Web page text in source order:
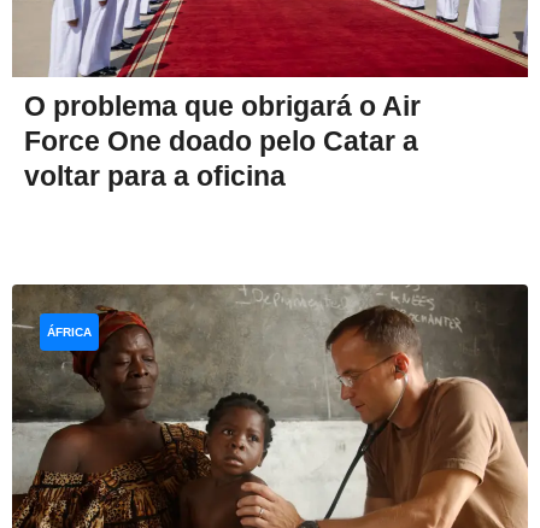
O problema que obrigará o Air
Force One doado pelo Catar a
voltar para a oficina
ÁFRICA